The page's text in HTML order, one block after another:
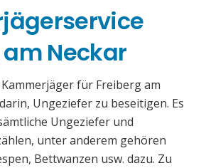
Neckar
für Freiberg am
Ungeziefer zu beseitigen. Es
Ungeziefer und
unter anderem gehören
Bettwanzen usw. dazu. Zu